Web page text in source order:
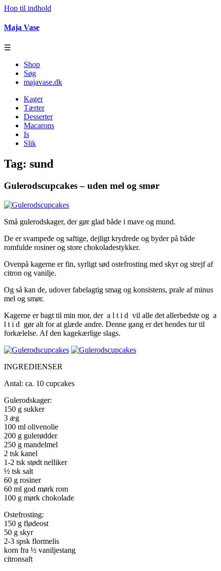
Hop til indhold
Maja Vase
☰
Shop
Søg
majavase.dk
Kager
Tærter
Desserter
Macarons
Is
Slik
Tag: sund
Gulerodscupcakes – uden mel og smør
Små gulerodskager, der gør glad både i mave og mund.
De er svampede og saftige, dejligt krydrede og byder på både
romfulde rosiner og store chokoladestykker.
Ovenpå kagerne er fin, syrligt sød ostefrosting med skyr og strejf af
citron og vanilje.
Og så kan de, udover fabelagtig smag og konsistens, prale af minus
mel og smør.
Kagerne er bagt til min mor, der a l t i d vil alle det allerbedste og a
l t i d gør alt for at glæde andre. Denne gang er det hendes tur til
forkælelse. Af den kagekærlige slags.
INGREDIENSER
Antal: ca. 10 cupcakes
Gulerodskager:
150 g sukker
3 æg
100 ml olivenolie
200 g gulerødder
250 g mandelmel
2 tsk kanel
1-2 tsk stødt nelliker
½ tsk salt
60 g rosiner
60 ml god mørk rom
100 g mørk chokolade
Ostefrosting:
150 g flødeost
50 g skyr
2-3 spsk flormelis
korn fra ½ vaniljestang
citronsaft